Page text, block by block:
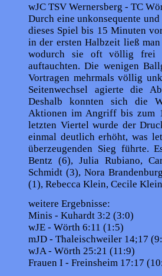
wJC TSV Wernersberg - TC
Durch eine unkonsequente
dieses Spiel bis 15 Minuten
in der ersten Halbzeit ließ
wodurch sie oft völlig frei
auftauchten. Die wenigen
Vortragen mehrmals völlig
Seitenwechsel agierte die
Deshalb konnten sich die
Aktionen im Angriff bis zum
letzten Viertel wurde der
einmal deutlich erhöht, was
überzeugenden Sieg führte.
Bentz (6), Julia Rubiano,
Schmidt (3), Nora
(1), Rebecca Klein, Cecile
weitere Ergebnisse:
Minis - Kuhardt 3:2 (3:0)
wJE - Wörth 6:11 (1:5)
mJD - Thaleischweiler 14;17
wJA - Wörth 25:21 (11:9)
Frauen I - Freinsheim 17:17